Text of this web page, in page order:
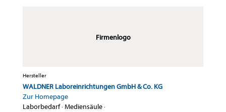
Firmenlogo
Hersteller
WALDNER Laboreinrichtungen GmbH & Co. KG
Zur Homepage
Laborbedarf·Mediensäule·